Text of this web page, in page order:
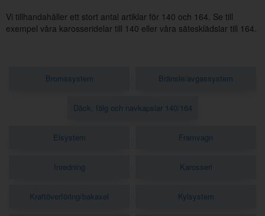
Vi tillhandahåller ett stort antal artiklar för 140 och 164. Se till
exempel våra karosseridelar till 140 eller våra sätesklädslar till 164.
Bromssystem Bränsle/avgassystem
Däck, fälg och navkapslar 140/164
Elsystem Framvagn
Inredning Karosseri
Kraftöverföring/bakaxel Kylsystem